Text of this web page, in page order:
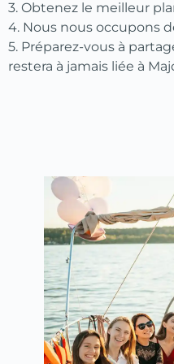
3. Obtenez le meilleur
4. Nous nous occupons
5. Préparez-vous à
restera à jamais liée à